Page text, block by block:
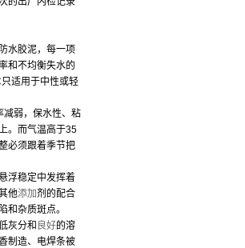
水胶泥，每一项
和不均衡失水的
适用于中性或轻
减弱，保水性、粘
。而气温高于35
必须跟着季节把
浮稳定中发挥着
他添加剂的配合
和杂质斑点。
灰分和 良好的溶
制造、电焊条被